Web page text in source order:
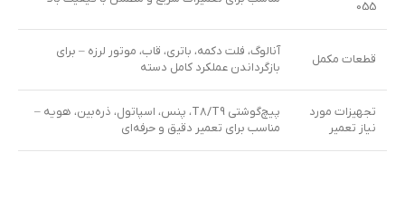
055
قطعات مکمل
آنالوگ، فلت دکمه، باتری، قاب، موتور لرزه – برای
بازگرداندن عملکرد کامل دسته
تجهیزات مورد
نیاز تعمیر
پیچ‌گوشتی T8/T9، پنس، اسپاتول، ذره‌بین، هویه –
مناسب برای تعمیر دقیق و حرفه‌ای